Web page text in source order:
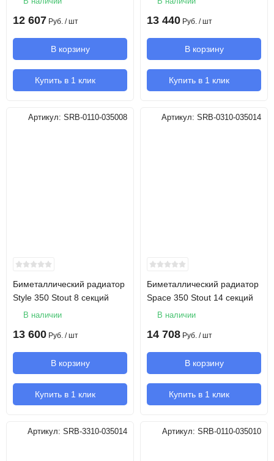
12 607 Руб. / шт
В корзину
Купить в 1 клик
13 440 Руб. / шт
В корзину
Купить в 1 клик
Артикул: SRB-0110-035008
Биметаллический радиатор
Style 350 Stout 8 секций
В наличии
13 600 Руб. / шт
В корзину
Купить в 1 клик
Артикул: SRB-0310-035014
Биметаллический радиатор
Space 350 Stout 14 секций
В наличии
14 708 Руб. / шт
В корзину
Купить в 1 клик
Артикул: SRB-3310-035014 Артикул: SRB-0110-035010